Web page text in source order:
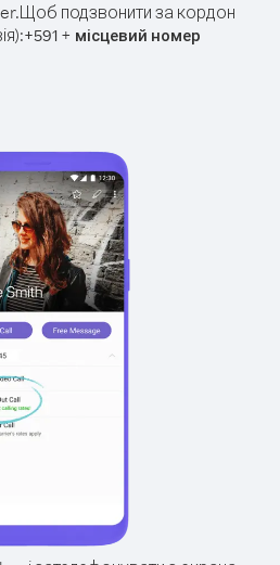
Щоб подзвонити за кордон
+591+ місцевий номер